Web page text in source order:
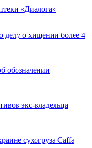
«Диалога»
делу о хищении более 4
обозначении
экс-владельца
сухогруза Caffa